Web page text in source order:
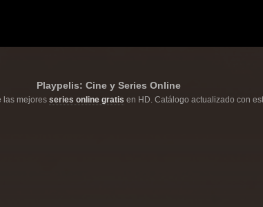
Playpelis: Cine y Series Online
las mejores series online gratis en HD. Catálogo actualizado con